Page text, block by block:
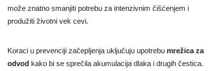
može znatno smanjiti potrebu za intenzivnim čišćenjem i
produžiti životni vek cevi.
Koraci u prevenciji začepljenja uključuju upotrebu mrežica za
odvod kako bi se sprečila akumulacija dlaka i drugih čestica.